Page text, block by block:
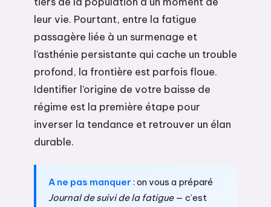
leur vie. Pourtant, entre la fatigue
passagère liée à un surmenage et
l’asthénie persistante qui cache un trouble
profond, la frontière est parfois floue.
Identifier l’origine de votre baisse de
régime est la première étape pour
inverser la tendance et retrouver un élan
durable.
A ne pas manquer : on vous a préparé
Journal de suivi de la fatigue— c’est